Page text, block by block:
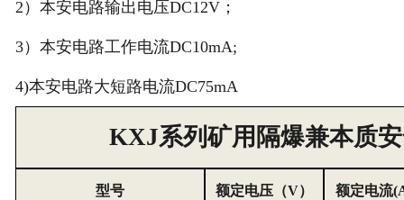
2）本安电路输出电压DC12V；
3）本安电路工作电流DC10mA;
4)本安电路大短路电流DC75mA
KXJ系列矿用隔爆兼本质
型号 额定电压（V） 额定电流